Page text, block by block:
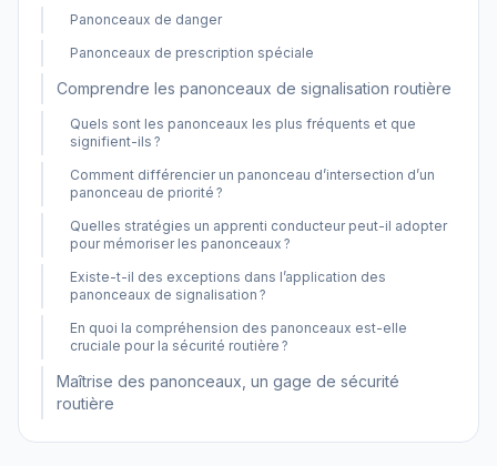
Panonceaux de danger
Panonceaux de prescription spéciale
Comprendre les panonceaux de signalisation routière
Quels sont les panonceaux les plus fréquents et que
signifient-ils ?
Comment différencier un panonceau d’intersection d’un
panonceau de priorité ?
Quelles stratégies un apprenti conducteur peut-il adopter
pour mémoriser les panonceaux ?
Existe-t-il des exceptions dans l’application des
panonceaux de signalisation ?
En quoi la compréhension des panonceaux est-elle
cruciale pour la sécurité routière ?
Maîtrise des panonceaux, un gage de sécurité
routière